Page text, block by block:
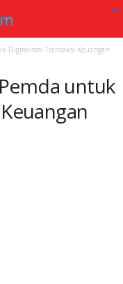
Digitalisasi Transaksi Keuangan
untuk